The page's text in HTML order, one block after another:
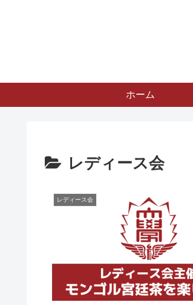
ホーム
レディース会
レディース会